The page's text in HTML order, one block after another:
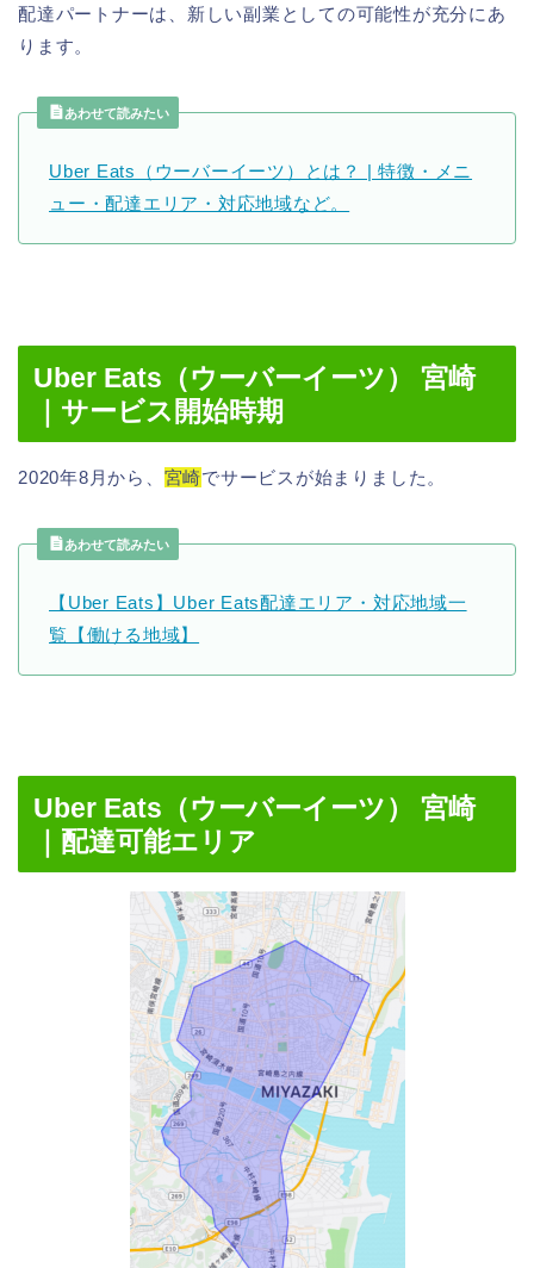
配達パートナーは、新しい副業としての可能性が充分にあ
ります。
あわせて読みたい
Uber Eats（ウーバーイーツ）とは？ | 特徴・メニ
ュー・配達エリア・対応地域など。
Uber Eats（ウーバーイーツ） 宮崎
｜サービス開始時期
2020年8月から、 宮崎でサービスが始まりました。
あわせて読みたい
【Uber Eats】Uber Eats配達エリア・対応地域一
覧【働ける地域】
Uber Eats（ウーバーイーツ） 宮崎
｜配達可能エリア